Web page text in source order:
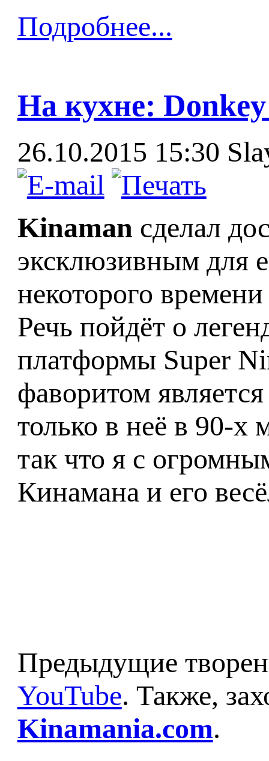
Подробнее...
На кухне:
26.10.2015 15:30
Kinaman сделал
эксклюзивным для
некоторого
Речь пойдёт о
платформы Super
фаворитом
только в неё в 90-х
так что я с
Кинамана и его
Предыдущие
YouTube. Также,
Kinamania.com.